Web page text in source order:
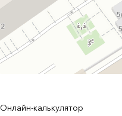
Онлайн-калькулятор